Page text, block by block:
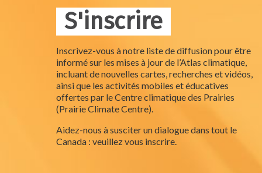
S'inscrire
Inscrivez-vous à notre liste de diffusion pour être
informé sur les mises à jour de l’Atlas climatique,
incluant de nouvelles cartes, recherches et vidéos,
ainsi que les activités mobiles et éducatives
offertes par le Centre climatique des Prairies
(Prairie Climate Centre).
Aidez-nous à susciter un dialogue dans tout le
Canada : veuillez vous inscrire.